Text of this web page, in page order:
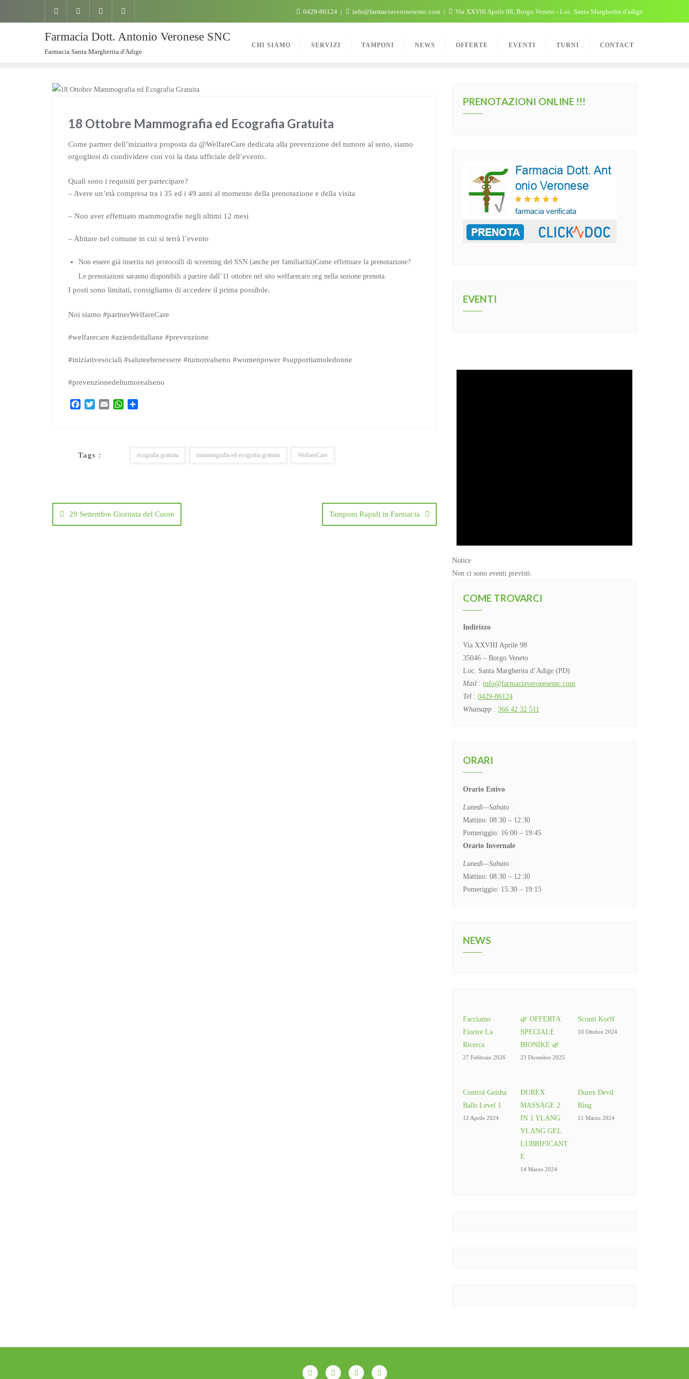
0429-86124 info@farmaciaveronesesnc.com Via XXVlll Aprile 98, Borgo Veneto - Loc. Santa Margherita d'adige
Farmacia Dott. Antonio Veronese SNC
Farmacia Santa Margherita d'Adige
CHI SIAMO SERVIZI TAMPONI NEWS OFFERTE EVENTI TURNI CONTACT
18 Ottobre Mammografia ed Ecografia Gratuita
Come partner dell’iniziativa proposta da @WelfareCare dedicata alla prevenzione del tumore al seno, siamo
orgogliosi di condividere con voi la data ufficiale dell’evento.
Quali sono i requisiti per partecipare?
– Avere un’età compresa tra i 35 ed i 49 anni al momento della prenotazione e della visita
– Non aver effettuato mammografie negli ultimi 12 mesi
– Abitare nel comune in cui si terrà l’evento
Non essere già inserita nei protocolli di screening del SSN (anche per familiarità)Come effettuare la prenotazione?
Le prenotazioni saranno disponibili a partire dall’11 ottobre nel sito welfarecare.org nella sezione prenota.
I posti sono limitati, consigliamo di accedere il prima possibile.
Noi siamo #partnerWelfareCare
#welfarecare #aziendeitaliane #prevenzione
#iniziativesociali #saluteebenessere #tumorealseno #womenpower #supportiamoledonne
#prevenzionedeltumorealseno
o
e
W
v
Tags : ecografia gratuita mammografia ed ecografia gratuita WelfareCare
29 Settembre Giornata del Cuore Tamponi Rapidi in Farmacia
PRENOTAZIONI ONLINE !!!
EVENTI
Notice
Non ci sono eventi previsti.
COME TROVARCI
Indirizzo
Via XXVIII Aprile 98
35046 – Borgo Veneto
Loc. Santa Margherita d’Adige (PD)
Mail : info@farmaciaveronesesnc.com
Tel : 0429-86124
Whatsapp : 366 42 32 511
ORARI
Orario Estivo
Lunedì—Sabato :
Mattino: 08:30 – 12:30
Pomeriggio: 16:00 – 19:45
Orario Invernale
Lunedì—Sabato :
Mattino: 08:30 – 12:30
Pomeriggio: 15:30 – 19:15
NEWS
Facciamo
Fiorire La
Ricerca
27 Febbraio 2026
🌿 OFFERTA
SPECIALE
BIONIKE 🌿
23 Dicembre 2025
Sconti Korff
10 Ottobre 2024
Control Geisha
Balls Level 1
12 Aprile 2024
DUREX
MASSAGE 2
IN 1 YLANG
YLANG GEL
LUBRIFICANT
E
14 Marzo 2024
Durex Devil
Ring
11 Marzo 2024